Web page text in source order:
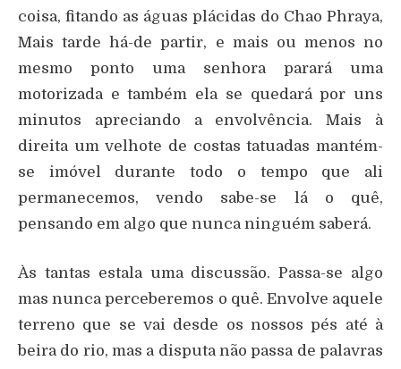
coisa, fitando as águas plácidas do Chao Phraya,
Mais tarde há-de partir, e mais ou menos no
mesmo ponto uma senhora parará uma
motorizada e também ela se quedará por uns
minutos apreciando a envolvência. Mais à
direita um velhote de costas tatuadas mantém-
se imóvel durante todo o tempo que ali
permanecemos, vendo sabe-se lá o quê,
pensando em algo que nunca ninguém saberá.
Às tantas estala uma discussão. Passa-se algo
mas nunca perceberemos o quê. Envolve aquele
terreno que se vai desde os nossos pés até à
beira do rio, mas a disputa não passa de palavras